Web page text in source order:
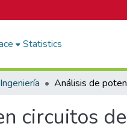
Statistics
Ingeniería
circuitos